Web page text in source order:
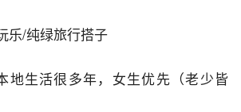
乐/纯绿旅行搭子
生活很多年，女生优先（老少皆